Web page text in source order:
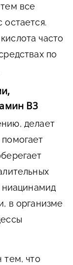
все
часто
по
В3
делает
ниацинамид
в организме
тем, что